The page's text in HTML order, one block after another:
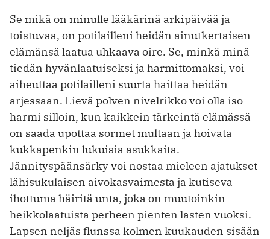
Se mikä on minulle lääkärinä arkipäivää ja
toistuvaa, on potilailleni heidän ainutkertaisen
elämänsä laatua uhkaava oire. Se, minkä minä
tiedän hyvänlaatuiseksi ja harmittomaksi, voi
aiheuttaa potilailleni suurta haittaa heidän
arjessaan. Lievä polven nivelrikko voi olla iso
harmi silloin, kun kaikkein tärkeintä elämässä
on saada upottaa sormet multaan ja hoivata
kukkapenkin lukuisia asukkaita.
Jännityspäänsärky voi nostaa mieleen ajatukset
lähisukulaisen aivokasvaimesta ja kutiseva
ihottuma häiritä unta, joka on muutoinkin
heikkolaatuista perheen pienten lasten vuoksi.
Lapsen neljäs flunssa kolmen kuukauden sisään